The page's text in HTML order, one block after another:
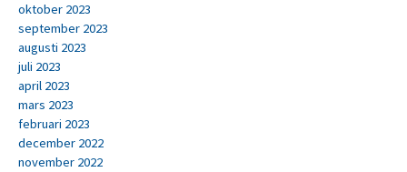
oktober 2023
september 2023
augusti 2023
juli 2023
april 2023
mars 2023
februari 2023
december 2022
november 2022